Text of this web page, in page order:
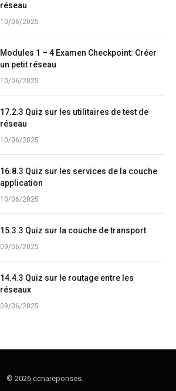
réseau
10/06/2025
Modules 1 – 4 Examen Checkpoint: Créer
un petit réseau
10/06/2025
17.2.3 Quiz sur les utilitaires de test de
réseau
10/06/2025
16.8.3 Quiz sur les services de la couche
application
10/06/2025
15.3.3 Quiz sur la couche de transport
09/06/2025
14.4.3 Quiz sur le routage entre les
réseaux
09/06/2025
© 2026 ccnareponses.